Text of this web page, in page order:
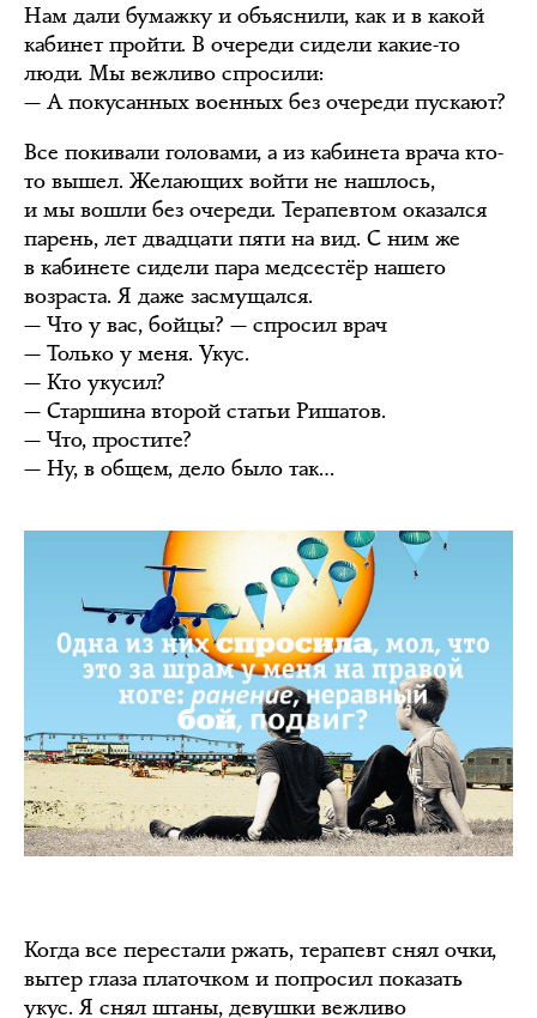
Нам дали бумажку и объяснили, как и в какой
кабинет пройти. В очереди сидели какие-то
люди. Мы вежливо спросили:
— А покусанных военных без очереди пускают?
Все покивали головами, а из кабинета врача кто-
то вышел. Желающих войти не нашлось,
и мы вошли без очереди. Терапевтом оказался
парень, лет двадцати пяти на вид. С ним же
в кабинете сидели пара медсестёр нашего
возраста. Я даже засмущался.
— Что у вас, бойцы? — спросил врач
— Только у меня. Укус.
— Кто укусил?
— Старшина второй статьи Ришатов.
— Что, простите?
— Ну, в общем, дело было так…
Когда все перестали ржать, терапевт снял очки,
вытер глаза платочком и попросил показать
укус. Я снял штаны, девушки вежливо